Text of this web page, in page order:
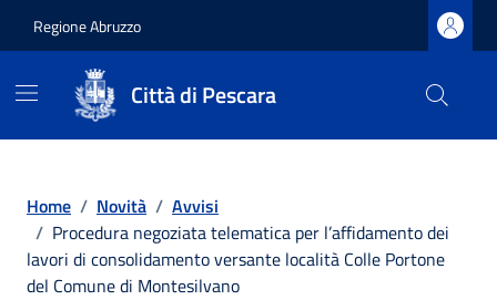
Regione Abruzzo
Città di Pescara
Home / Novità / Avvisi
/ Procedura negoziata telematica per l’affidamento dei
lavori di consolidamento versante località Colle Portone
del Comune di Montesilvano